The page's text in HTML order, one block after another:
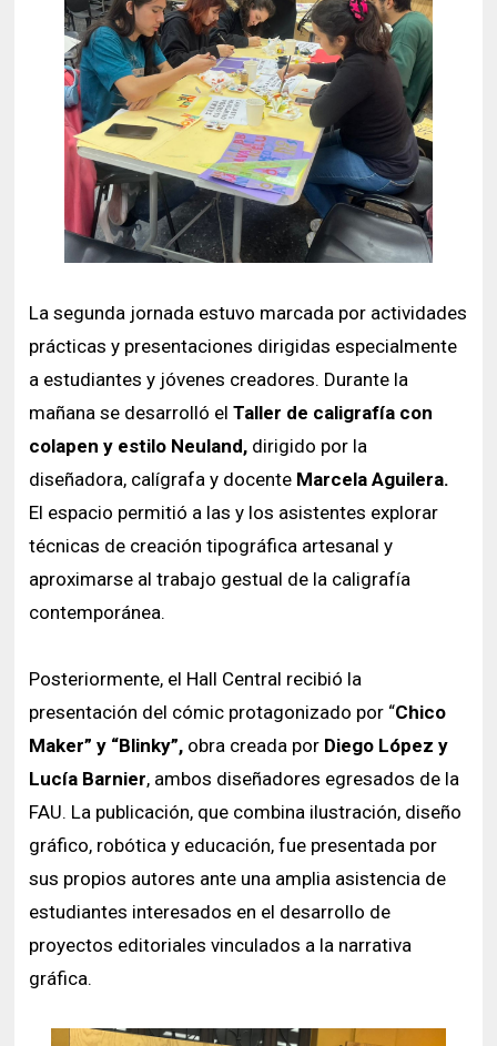
La segunda jornada estuvo marcada por actividades
prácticas y presentaciones dirigidas especialmente
a estudiantes y jóvenes creadores. Durante la
mañana se desarrolló elTaller de caligrafía con
colapen y estilo Neuland, dirigido por la
diseñadora, calígrafa y docente Marcela Aguilera.
El espacio permitió a las y los asistentes explorar
técnicas de creación tipográfica artesanal y
aproximarse al trabajo gestual de la caligrafía
contemporánea.
Posteriormente, el Hall Central recibió la
presentación del cómic protagonizado por “Chico
Maker” y “Blinky”, obra creada por Diego López y
Lucía Barnier, ambos diseñadores egresados de la
FAU. La publicación, que combina ilustración, diseño
gráfico, robótica y educación, fue presentada por
sus propios autores ante una amplia asistencia de
estudiantes interesados en el desarrollo de
proyectos editoriales vinculados a la narrativa
gráfica.